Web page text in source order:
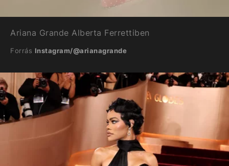
Ariana Grande Alberta Ferrettiben
Forrás Instagram/@arianagrande